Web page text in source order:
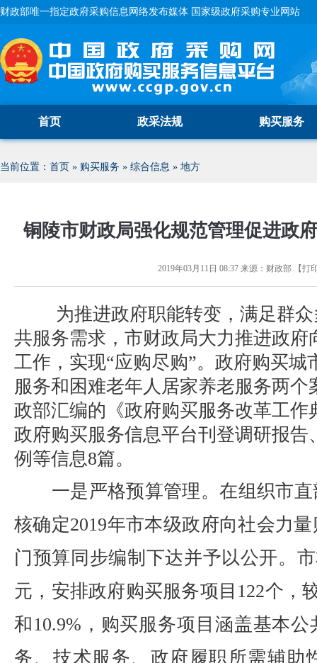
财政部唯一指定政府采购信息网络发布媒体 国家级政府采购专业网站
首页 政采法规 购买服务
当前位置： 首页 » 购买服务 » 综合信息 » 地方
铜陵市财政局强化规范管理促进政
2019年03月11日 08:37来源： 财政部【打
为推进政府职能转变，满足群众
共服务需求，市财政局大力推进政府
工作，实现“应购尽购”。政府购买城
服务和困难老年人居家养老服务两个
政部汇编的《政府购买服务改革工作
政府购买服务信息平台刊登调研报告
例等信息8篇。
一是严格预算管理。在组织市直
核确定2019年市本级政府向社会力
门预算同步编制下达并予以公开。
元，安排政府购买服务项目122个，
和10.9%，购买服务项目涵盖基本
务、技术服务、政府履职所需辅助